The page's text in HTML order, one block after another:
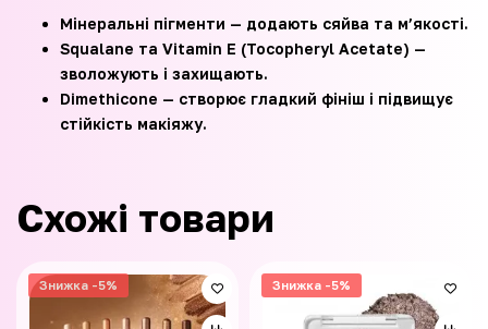
Мінеральні пігменти — додають сяйва та м’якості.
Squalane та Vitamin E (Tocopheryl Acetate) —
зволожують і захищають.
Dimethicone — створює гладкий фініш і підвищує
стійкість макіяжу.
Схожі товари
Знижка -5% Знижка -5%